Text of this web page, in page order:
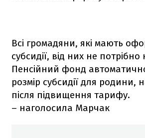
Всі громадяни, які мають
субсидії, від них не потрібно
Пенсійний фонд
розмір субсидії для родини,
після підвищення тарифу.
– наголосила Марчак